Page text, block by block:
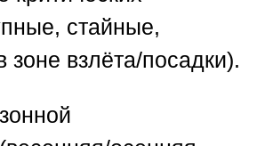
стайные,
зоне взлёта/посадки).